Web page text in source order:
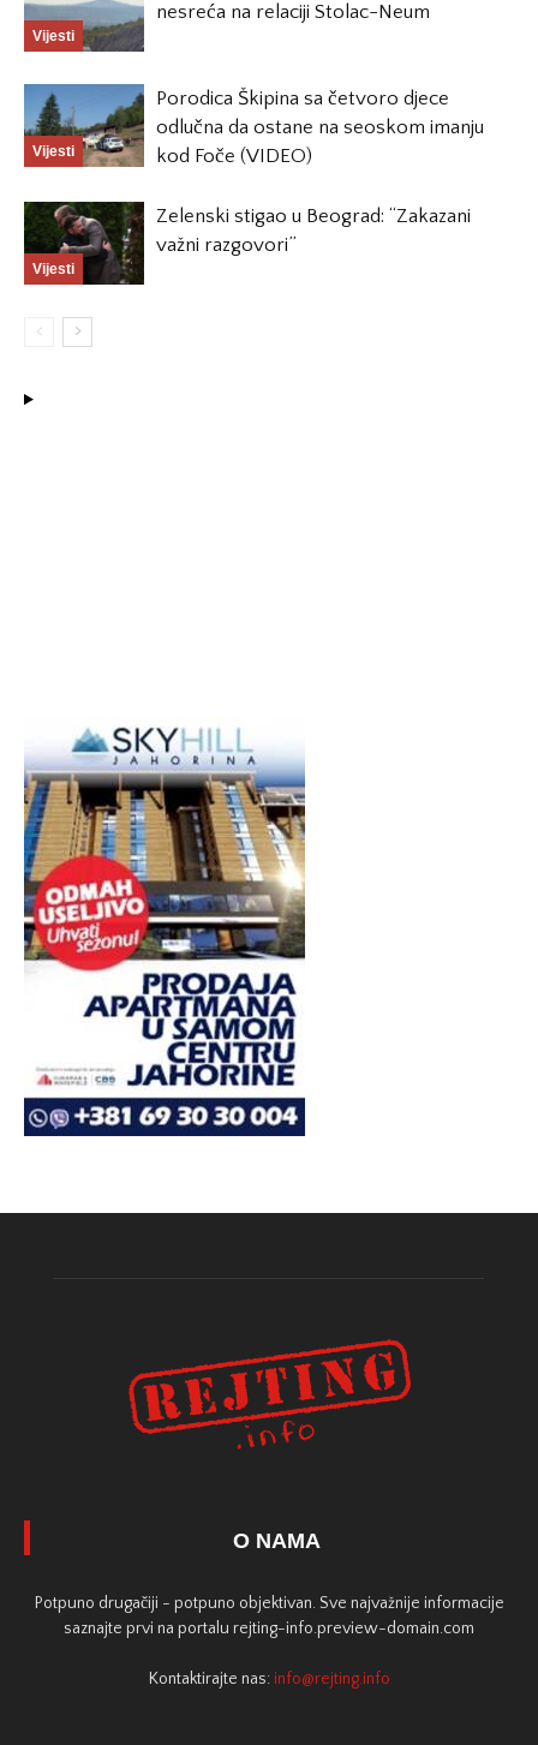
Vijesti
nesreća na relaciji Stolac-Neum
Vijesti
Porodica Škipina sa četvoro djece
odlučna da ostane na seoskom imanju
kod Foče (VIDEO)
Vijesti
Zelenski stigao u Beograd: “Zakazani
važni razgovori”
O NAMA
Potpuno drugačiji - potpuno objektivan. Sve najvažnije informacije
saznajte prvi na portalu rejting-info.preview-domain.com
Kontaktirajte nas: info@rejting.info